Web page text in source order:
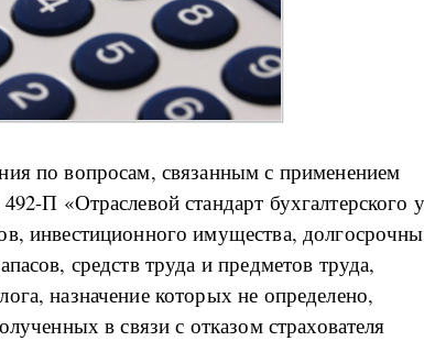
по вопросам, связанным с применением
П «Отраслевой стандарт бухгалтерского
инвестиционного имущества,
средств труда и предметов труда,
назначение которых не определено,
в связи с отказом страхователя